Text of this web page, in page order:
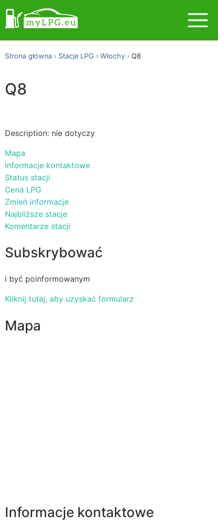
Strona główna Stacje LPG Włochy Q8
Q8
Description: nie dotyczy
Mapa
Informacje kontaktowe
Status stacji
Cena LPG
Zmień informacje
Najbliższe stacje
Komentarze stacji
Subskrybować
i być poinformowanym
Kliknij tutaj, aby uzyskać formularz
Mapa
Informacje kontaktowe